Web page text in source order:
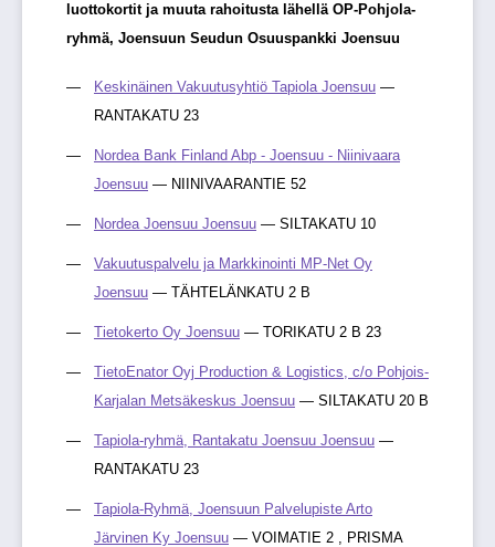
luottokortit ja muuta rahoitusta lähellä OP-Pohjola-
ryhmä, Joensuun Seudun Osuuspankki Joensuu
Keskinäinen Vakuutusyhtiö Tapiola Joensuu —
RANTAKATU 23
Nordea Bank Finland Abp - Joensuu - Niinivaara
Joensuu — NIINIVAARANTIE 52
Nordea Joensuu Joensuu — SILTAKATU 10
Vakuutuspalvelu ja Markkinointi MP-Net Oy
Joensuu — TÄHTELÄNKATU 2 B
Tietokerto Oy Joensuu — TORIKATU 2 B 23
TietoEnator Oyj Production & Logistics, c/o Pohjois-
Karjalan Metsäkeskus Joensuu — SILTAKATU 20 B
Tapiola-ryhmä, Rantakatu Joensuu Joensuu —
RANTAKATU 23
Tapiola-Ryhmä, Joensuun Palvelupiste Arto
Järvinen Ky Joensuu — VOIMATIE 2 , PRISMA